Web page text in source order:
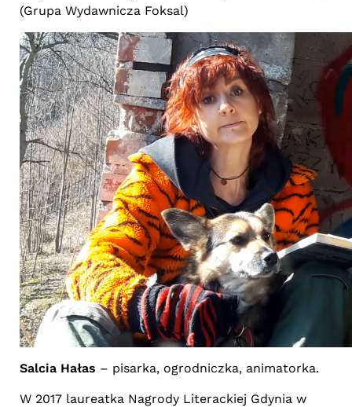
(Grupa Wydawnicza Foksal)
Salcia Hałas – pisarka, ogrodniczka, animatorka.
W 2017 laureatka Nagrody Literackiej Gdynia w